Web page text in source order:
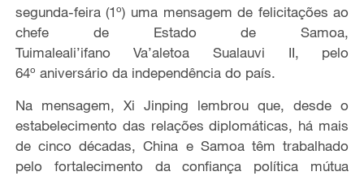
segunda-feira (1º) uma mensagem de felicitações ao
chefe de Estado de Samoa,
Tuimaleali’ifano Va’aletoa Sualauvi II, pelo
64º aniversário da independênciado país.
Na mensagem, Xi Jinping lembrou que, desde o
estabelecimento das relações diplomáticas, há mais
de cinco décadas, China e Samoa têm trabalhado
pelo fortalecimento da confiança política mútua